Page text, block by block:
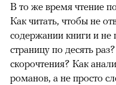
В то же время чтение
Как читать, чтобы не
содержании книги и не
страницу по десять
скорочтения? Как
романов, а не просто